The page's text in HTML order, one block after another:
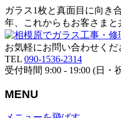
ガラス1枚と真面目に向き
年、これからもお客さまと
お気軽にお問い合わせくだ
TEL 090-1536-2314
受付時間 9:00 - 19:00 (日・
MENU